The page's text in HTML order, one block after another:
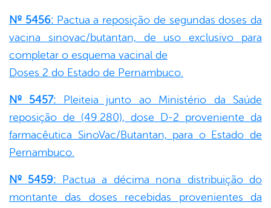
Nº 5456:Pactua a reposição de segundas doses da
vacina sinovac/butantan, de uso exclusivo para
completar o esquema vacinal de
Doses 2 do Estado de Pernambuco.
Nº 5457:
Pleiteia junto ao Ministério da Saúde
reposição de (49.280), dose D-2 proveniente da
farmacêutica SinoVac/Butantan, para o Estado de
Pernambuco.
Nº 5459:
Pactua a décima nona distribuição do
montante das doses recebidas provenientes da